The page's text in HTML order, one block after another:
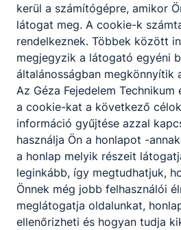
kerül a számítógépre, amikor
látogat meg. A cookie-k
rendelkeznek. Többek között
megjegyzik a látogató egyéni
általánosságban megkönnyítik
Az Géza Fejedelem
a cookie-kat a következő
információ gyűjtése azzal
használja Ön a honlapot -
a honlap melyik részeit
leginkább, így megtudhatjuk,
Önnek még jobb felhasználói
meglátogatja oldalunkat,
ellenőrizheti és hogyan tudja